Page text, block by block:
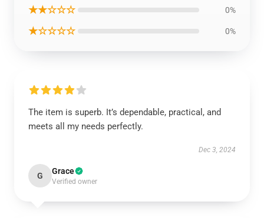
★★☆☆☆ 0%
★☆☆☆☆ 0%
The item is superb. It’s dependable, practical, and
meets all my needs perfectly.
Dec 3, 2024
G Grace
Verified owner